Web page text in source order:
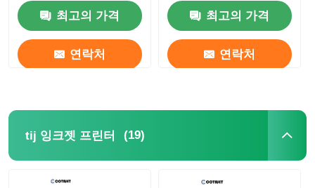
최고의 가격
연락처
최고의 가격
연락처
tij 잉크젯 프린터 (19)